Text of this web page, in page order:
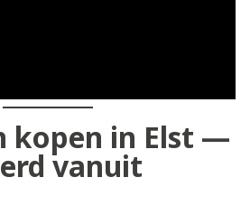
kopen in Elst —
vanuit